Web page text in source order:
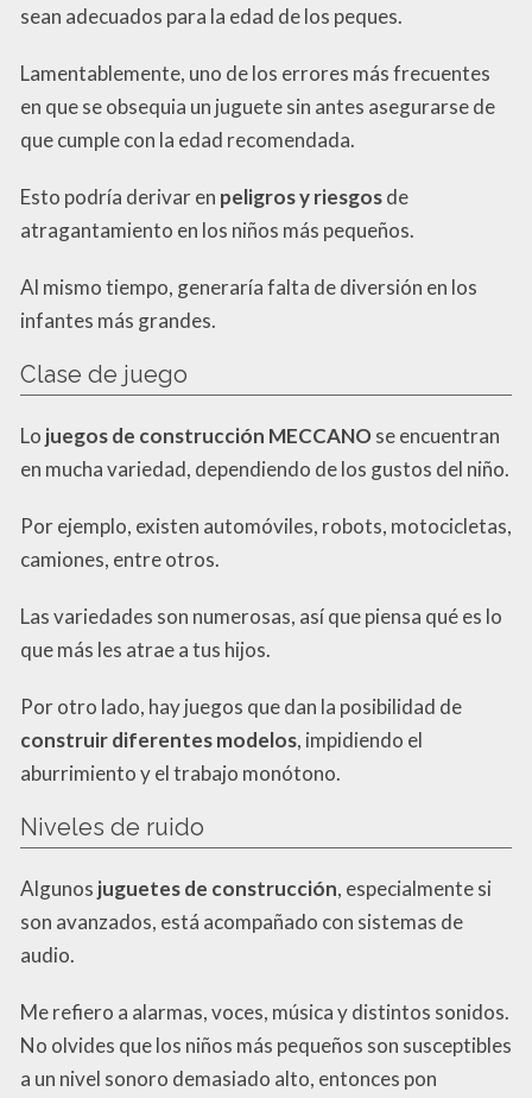
sean adecuados para la edad de los peques.
Lamentablemente, uno de los errores más frecuentes
en que se obsequia un juguete sin antes asegurarse de
que cumple con la edad recomendada.
Esto podría derivar en peligros y riesgosde
atragantamiento en los niños más pequeños.
Al mismo tiempo, generaría falta de diversión en los
infantes más grandes.
Clase de juego
Lo juegos de construcción MECCANO se encuentran
en mucha variedad, dependiendo de los gustos del niño.
Por ejemplo, existen automóviles, robots, motocicletas,
camiones, entre otros.
Las variedades son numerosas, así que piensa qué es lo
que más les atrae a tus hijos.
Por otro lado, hay juegos que dan la posibilidad de
construir diferentes modelos, impidiendo el
aburrimiento y el trabajo monótono.
Niveles de ruido
Algunos juguetes de construcción, especialmente si
son avanzados, está acompañado con sistemas de
audio.
Me refiero a alarmas, voces, música y distintos sonidos.
No olvides que los niños más pequeños son susceptibles
a un nivel sonoro demasiado alto, entonces pon